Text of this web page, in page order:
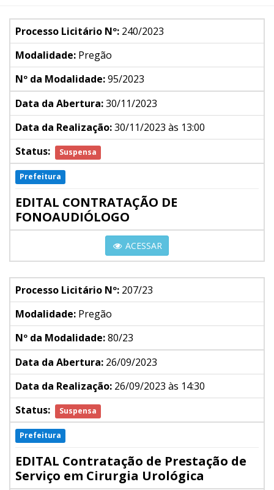
Processo Licitário Nº: 240/2023
Modalidade: Pregão
Nº da Modalidade:95/2023
Data da Abertura:30/11/2023
Data da Realização:30/11/2023 às 13:00
Status:
Suspensa
Prefeitura
EDITAL CONTRATAÇÃO DE
FONOAUDIÓLOGO
ACESSAR
Processo Licitário Nº: 207/23
Modalidade: Pregão
Nº da Modalidade:80/23
Data da Abertura: 26/09/2023
Data da Realização: 26/09/2023 às 14:30
Status:
Suspensa
Prefeitura
EDITAL Contratação de Prestação de
Serviço em Cirurgia Urológica